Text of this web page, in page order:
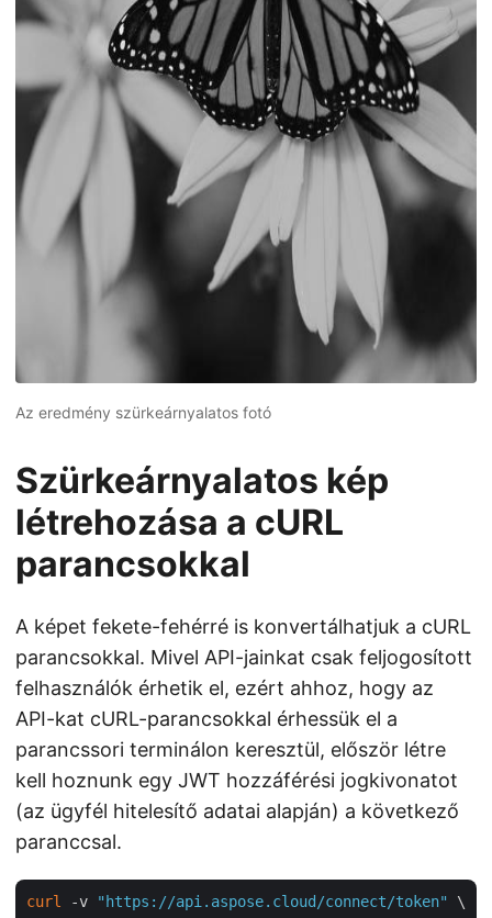
Az eredmény szürkeárnyalatos fotó
Szürkeárnyalatos kép
létrehozása a cURL
parancsokkal
A képet fekete-fehérré is konvertálhatjuk a cURL
parancsokkal. Mivel API-jainkat csak feljogosított
felhasználók érhetik el, ezért ahhoz, hogy az
API-kat cURL-parancsokkal érhessük el a
parancssori terminálon keresztül, először létre
kell hoznunk egy JWT hozzáférési jogkivonatot
(az ügyfél hitelesítő adatai alapján) a következő
paranccsal.
curl -v "https://api.aspose.cloud/connect/token"
\